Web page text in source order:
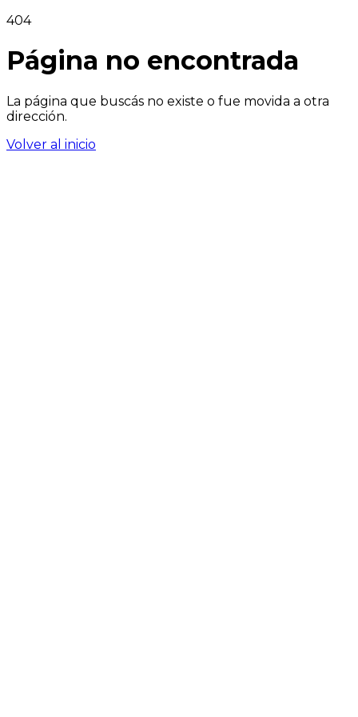
404
Página no encontrada
La página que buscás no existe o fue movida a otra
dirección.
Volver al inicio